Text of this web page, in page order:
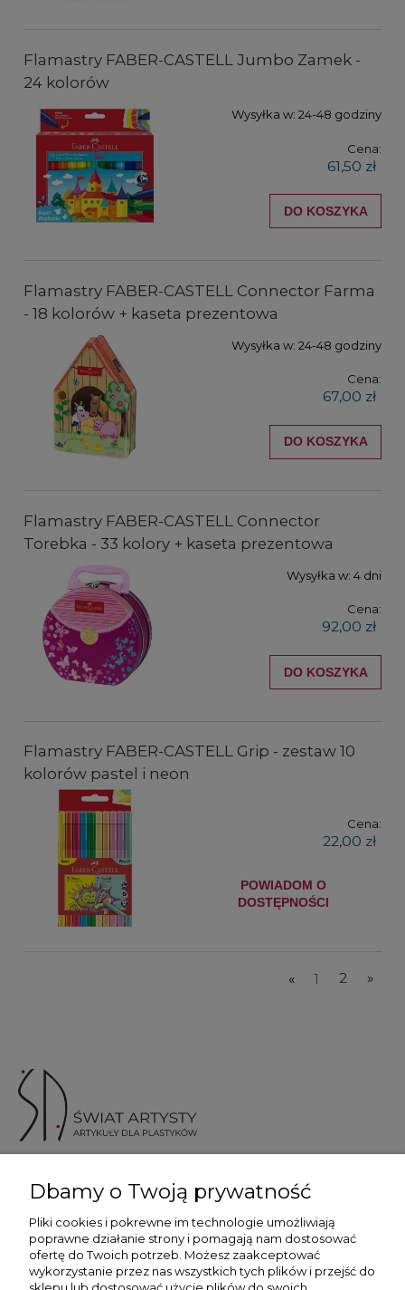
Flamastry FABER-CASTELL Jumbo Zamek -
24 kolorów
Wysyłka w: 24-48 godziny
Cena:
61,50 zł
DO KOSZYKA
Flamastry FABER-CASTELL Connector Farma
- 18 kolorów + kaseta prezentowa
Wysyłka w: 24-48 godziny
Cena:
67,00 zł
DO KOSZYKA
Flamastry FABER-CASTELL Connector
Torebka - 33 kolory + kaseta prezentowa
Wysyłka w: 4 dni
Cena:
92,00 zł
DO KOSZYKA
Flamastry FABER-CASTELL Grip - zestaw 10
kolorów pastel i neon
Cena:
22,00 zł
POWIADOM O
DOSTĘPNOŚCI
« 1 2 »
Więcej informacji
Dbamy o Twoją prywatność
Pliki cookies i pokrewne im technologie umożliwiają
poprawne działanie strony i pomagają nam dostosować
ofertę do Twoich potrzeb. Możesz zaakceptować
wykorzystanie przez nas wszystkich tych plików i przejść do